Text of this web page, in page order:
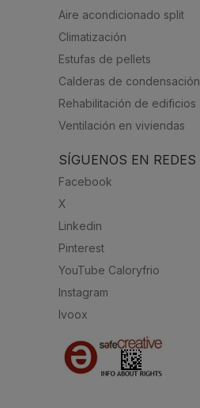
Aire acondicionado split
Climatización
Estufas de pellets
Calderas de condensación
Rehabilitación de edificios
Ventilación en viviendas
SÍGUENOS EN REDES
Facebook
X
Linkedin
Pinterest
YouTube Caloryfrio
Instagram
Ivoox